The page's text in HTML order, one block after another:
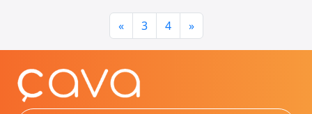
«Previous
3 4 »Next